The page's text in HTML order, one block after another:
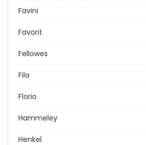
Favini
Favorit
Fellowes
Fila
Florio
Hammeley
Henkel